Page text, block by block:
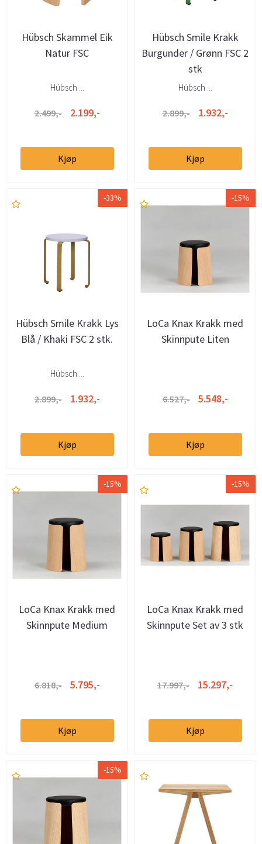
Hübsch Skammel Eik
Natur FSC
Hübsch ...
2.499,- 2.199,-
Kjøp
Hübsch Smile Krakk
Burgunder / Grønn FSC 2
stk
Hübsch ...
2.899,- 1.932,-
Kjøp
-33%
Hübsch Smile Krakk Lys
Blå / Khaki FSC 2 stk.
Hübsch ...
2.899,- 1.932,-
Kjøp
-15%
LoCa Knax Krakk med
Skinnpute Liten
6.527,- 5.548,-
Kjøp
-15%
LoCa Knax Krakk med
Skinnpute Medium
6.818,- 5.795,-
Kjøp
-15%
LoCa Knax Krakk med
Skinnpute Set av 3 stk
17.997,- 15.297,-
Kjøp
-15%